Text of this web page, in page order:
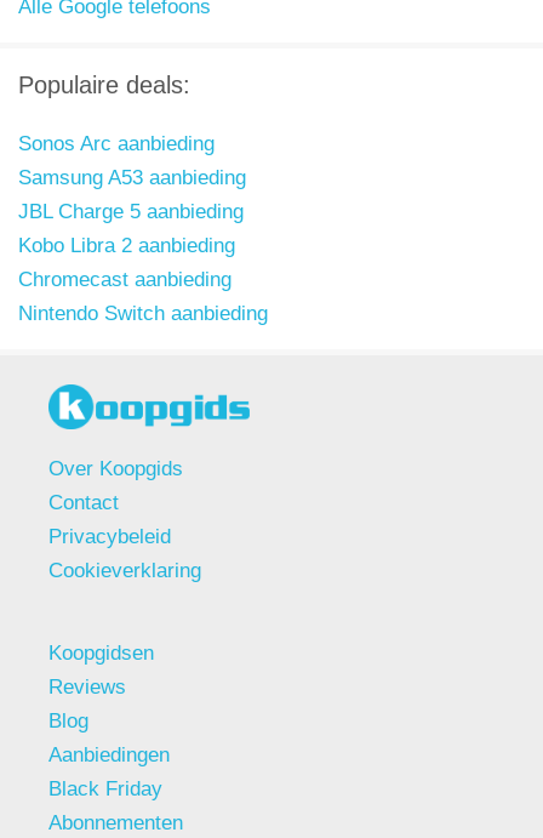
Alle Google telefoons
Populaire deals:
Sonos Arc aanbieding
Samsung A53 aanbieding
JBL Charge 5 aanbieding
Kobo Libra 2 aanbieding
Chromecast aanbieding
Nintendo Switch aanbieding
Over Koopgids
Contact
Privacybeleid
Cookieverklaring
Koopgidsen
Reviews
Blog
Aanbiedingen
Black Friday
Abonnementen